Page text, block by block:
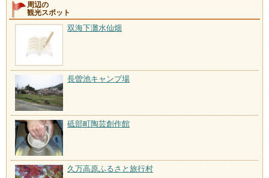
周辺の
観光スポット
双海下灘水仙畑
長曽池キャンプ場
砥部町陶芸創作館
久万高原ふるさと旅行村